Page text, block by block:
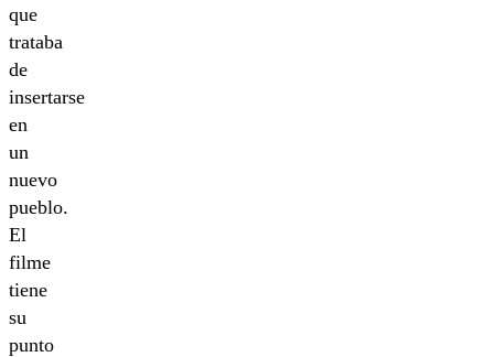
que
trataba
de
insertarse
en
un
nuevo
pueblo.
El
filme
tiene
su
punto